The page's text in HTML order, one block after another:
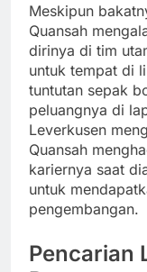
Meskipun
Quansah
dirinya di tim
untuk tempat di
tuntutan sepak
peluangnya di
Leverkusen
Quansah
kariernya saat
untuk
pengembangan.
Pencarian